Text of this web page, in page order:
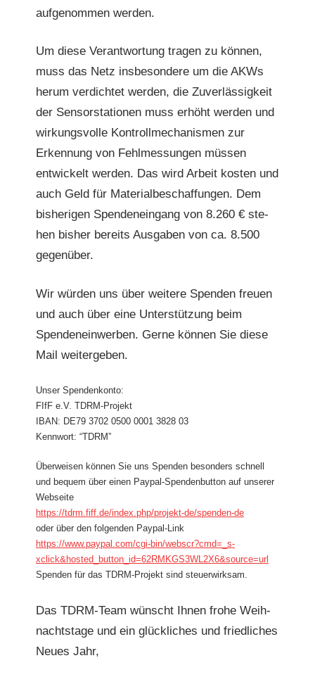
aufgenom­men werden.
Um diese Ver­ant­wor­tung tra­gen zu kön­nen,
muss das Netz ins­beson­dere um die AKWs
herum verdichtet wer­den, die Zuver­läs­sigkeit
der Sen­sorsta­tio­nen muss erhöht wer­den und
wirkungsvolle Kon­trollmech­a­nis­men zur
Erken­nung von Fehlmes­sun­gen müssen
entwick­elt wer­den. Das wird Arbeit kosten und
auch Geld für Mate­ri­albeschaf­fun­gen. Dem
bish­eri­gen Spendenein­gang von 8.260 € ste­
hen bish­er bere­its Aus­gaben von ca. 8.500
gegenüber.
Wir wür­den uns über weit­ere Spenden freuen
und auch über eine Unter­stützung beim
Spendenein­wer­ben. Gerne kön­nen Sie diese
Mail weitergeben.
Unser Spendenkon­to:
FIfF e.V. TDRM-Projekt
IBAN: DE79 3702 0500 0001 3828 03
Ken­nwort: “TDRM”
Über­weisen kön­nen Sie uns Spenden beson­ders schnell
und bequem über einen Pay­pal-Spenden­but­ton auf unser­er
Web­seite
https://tdrm.fiff.de/index.php/projekt-de/spenden-de
oder über den fol­gen­den Pay­pal-Link
https://www.paypal.com/cgi-bin/webscr?cmd=_s-
xclick&hosted_button_id=62RMKGS3WL2X6&source=url
Spenden für das TDRM-Pro­jekt sind steuerwirksam.
Das TDRM-Team wün­scht Ihnen fro­he Wei­h­
nacht­stage und ein glück­lich­es und friedlich­es
Neues Jahr,